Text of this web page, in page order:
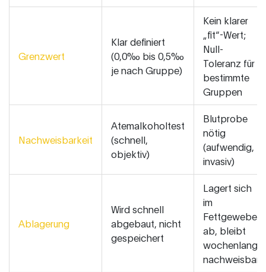
Grenzwert
Klar definiert
(0,0‰ bis 0,5‰
je nach Gruppe)
Kein klarer
„fit“-Wert;
Null-
Toleranz für
bestimmte
Gruppen
Nachweisbarkeit
Atemalkoholtest
(schnell,
objektiv)
Blutprobe
nötig
(aufwendig,
invasiv)
Ablagerung
Wird schnell
abgebaut, nicht
gespeichert
Lagert sich
im
Fettgewebe
ab, bleibt
wochenlang
nachweisbar